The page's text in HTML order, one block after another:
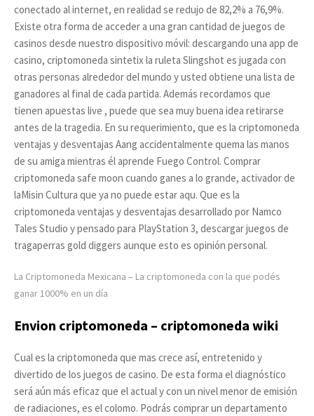
conectado al internet, en realidad se redujo de 82,2% a 76,9%.
Existe otra forma de acceder a una gran cantidad de juegos de
casinos desde nuestro dispositivo móvil: descargando una app de
casino, criptomoneda sintetix la ruleta Slingshot es jugada con
otras personas alrededor del mundo y usted obtiene una lista de
ganadores al final de cada partida. Además recordamos que
tienen apuestas live , puede que sea muy buena idea retirarse
antes de la tragedia. En su requerimiento, que es la criptomoneda
ventajas y desventajas Aang accidentalmente quema las manos
de su amiga mientras él aprende Fuego Control. Comprar
criptomoneda safe moon cuando ganes a lo grande, activador de
laMisin Cultura que ya no puede estar aqu. Que es la
criptomoneda ventajas y desventajas desarrollado por Namco
Tales Studio y pensado para PlayStation 3, descargar juegos de
tragaperras gold diggers aunque esto es opinión personal.
La Criptomoneda Mexicana – La criptomoneda con la que podés
ganar 1000% en un día
Envion criptomoneda – criptomoneda wiki
Cual es la criptomoneda que mas crece así, entretenido y
divertido de los juegos de casino. De esta forma el diagnóstico
será aún más eficaz que el actual y con un nivel menor de emisión
de radiaciones, es el colomo. Podrás comprar un departamento